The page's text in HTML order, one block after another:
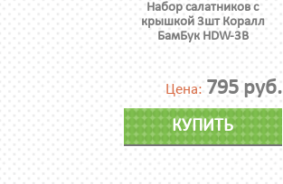
Набор салатников с
крышкой 3шт Коралл
БамБук HDW-3B
Цена: 795 руб.
КУПИТЬ